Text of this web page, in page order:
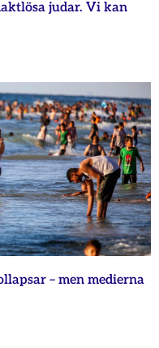
judar. Vi kan
– men medierna